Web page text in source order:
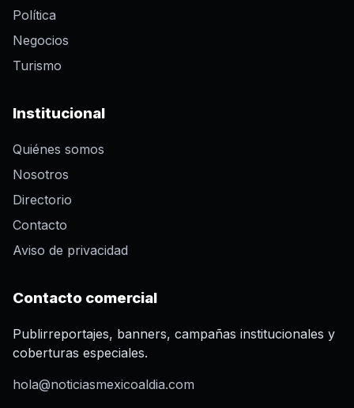
Política
Negocios
Turismo
Institucional
Quiénes somos
Nosotros
Directorio
Contacto
Aviso de privacidad
Contacto comercial
Publirreportajes, banners, campañas institucionales y
coberturas especiales.
hola@noticiasmexicoaldia.com